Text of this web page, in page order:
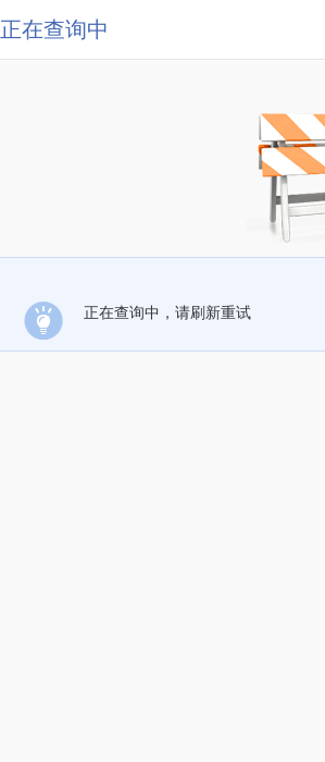
正在查询中
正在查询中，请刷新重试